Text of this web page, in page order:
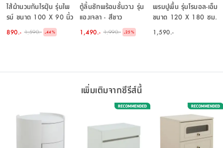
ไส้ผ้านวมกันไรฝุ่น รุ่นไพ
รม์ ขนาด 100 X 90 นิ้ว
890.- 1,590.- -44%
ตู้ลิ้นชักพร้อมชั้นวาง รุ่น
แองเจลา - สีขาว
1,490.- 1,990.- -25%
พรมปูพื้น รุ่นโรมอล-เอ็ม
ขนาด 120 X 180 ซม.
1,590.-
เพิ่มเติมจากซีรีส์นี้